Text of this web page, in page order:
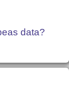
data?